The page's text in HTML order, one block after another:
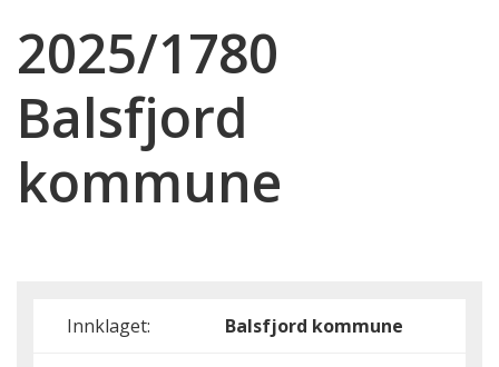
2025/1780
Balsfjord
kommune
Innklaget: Balsfjord kommune